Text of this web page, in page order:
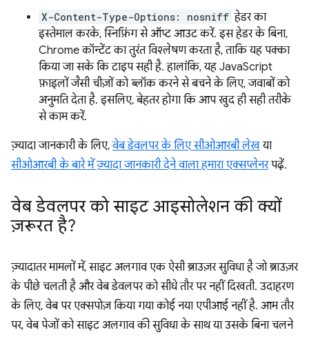
X-Content-Type-Options: nosniff हेडर का
इस्तेमाल करके, स्निफ़िंग से ऑप्ट आउट करें. इस हेडर के बिना,
Chrome कॉन्टेंट का तुरंत विश्लेषण करता है, ताकि यह पक्का
किया जा सके कि टाइप सही है. हालांकि, यह JavaScript
फ़ाइलों जैसी चीज़ों को ब्लॉक करने से बचने के लिए, जवाबों को
अनुमति देता है. इसलिए, बेहतर होगा कि आप खुद ही सही तरीके
से काम करें.
ज़्यादा जानकारी के लिए,वेब डेवलपर के लिए सीओआरबी लेखया
सीओआरबी के बारे में ज़्यादा जानकारी देने वाला हमारा एक्सप्लेनरपढ़ें.
वेब डेवलपर को साइट आइसोलेशन की क्यों
ज़रूरत है?
ज़्यादातर मामलों में, साइट अलगाव एक ऐसी ब्राउज़र सुविधा है जो ब्राउज़र
के पीछे चलती है और वेब डेवलपर को सीधे तौर पर नहीं दिखती. उदाहरण
के लिए, वेब पर एक्सपोज़ किया गया कोई नया एपीआई नहीं है. आम तौर
पर, वेब पेजों को साइट अलगाव की सुविधा के साथ या उसके बिना चलने